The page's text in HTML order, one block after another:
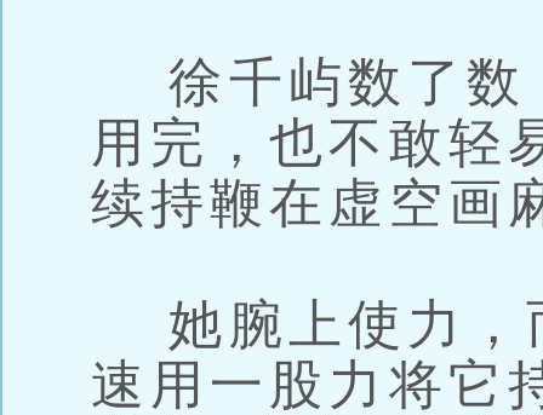
徐千屿数了数
用完，也不敢轻
续持鞭在虚空画
她腕上使力，
速用一股力将它